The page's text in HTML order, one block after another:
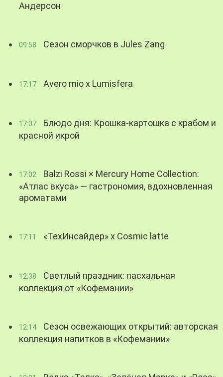
Андерсон
09:58 Сезон сморчков в Jules Zang
17:17 Avero mio x Lumisfera
17:07
Блюдо дня: Крошка-картошка с крабом и
красной икрой
17:02
Balzi Rossi × Mercury Home Collection:
«Атлас вкуса» — гастрономия, вдохновленная
ароматами
17:11 «ТехИнсайдер» х Cosmic latte
12:38
Светлый праздник: пасхальная
коллекция от «Кофемании»
12:14
Сезон освежающих открытий: авторская
коллекция напитков в «Кофемании»